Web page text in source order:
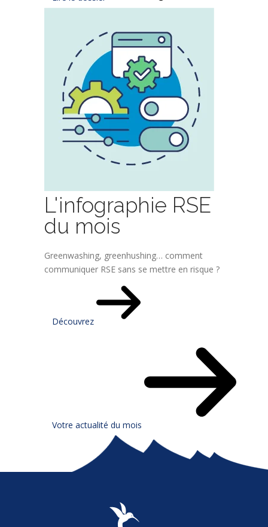
L'infographie RSE
du mois
Greenwashing, greenhushing… comment
communiquer RSE sans se mettre en risque ?
Découvrez
Votre actualité du mois